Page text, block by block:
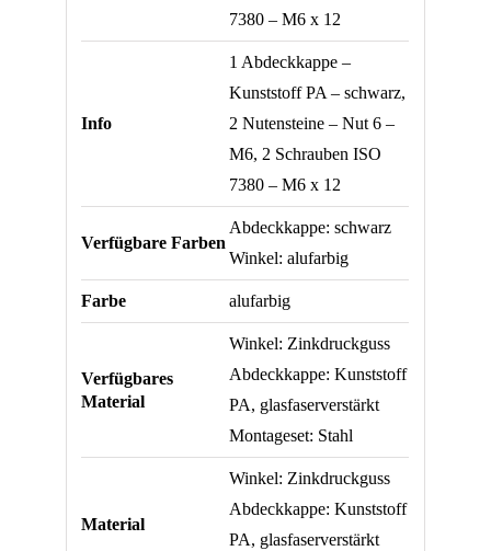
7380 – M6 x 12
Info
1 Abdeckkappe –
Kunststoff PA – schwarz,
2 Nutensteine – Nut 6 –
M6, 2 Schrauben ISO
7380 – M6 x 12
Verfügbare Farben
Abdeckkappe: schwarz
Winkel: alufarbig
Farbe alufarbig
Verfügbares
Material
Winkel: Zinkdruckguss
Abdeckkappe: Kunststoff
PA, glasfaserverstärkt
Montageset: Stahl
Material
Winkel: Zinkdruckguss
Abdeckkappe: Kunststoff
PA, glasfaserverstärkt